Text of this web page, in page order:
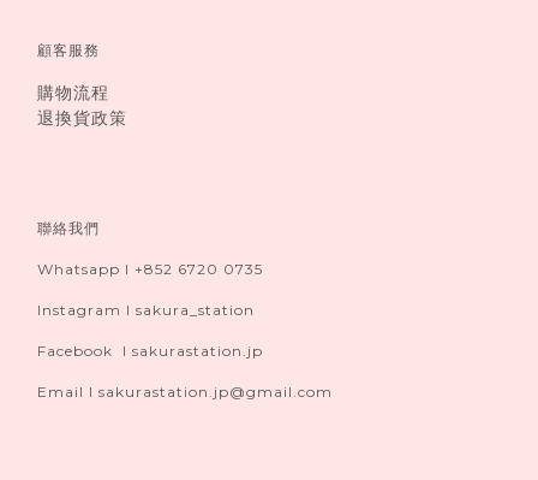
顧客服務
購物流程
退換貨政策
聯絡我們
Whatsapp I +852 6720 0735
Instagram I sakura_station
Facebook I sakurastation.jp
Email I sakurastation.jp@gmail.com